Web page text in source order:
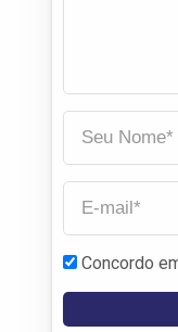
Concordo